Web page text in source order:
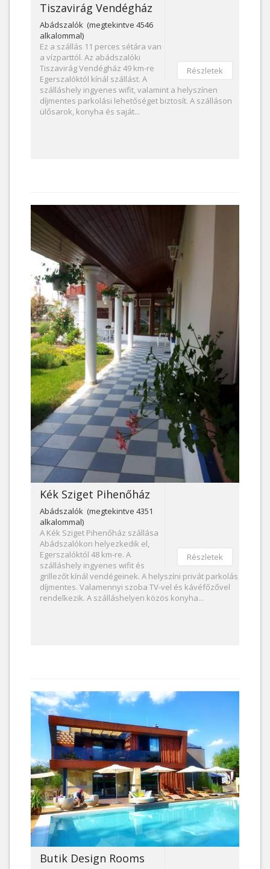
Részletek
Tiszavirág Vendégház
Abádszalók (megtekintve 4546
alkalommal)
Ez a szállás 11 perces sétára van
a vízparttól. Az abádszalóki
Tiszavirág Vendégház 49 km-re
Egerszalóktól kínál szállást. A
szálláshely ingyenes wifit, valamint a helyszínen
díjmentes parkolási lehetőséget biztosít. A szálláson
ülősarok, konyha és saját...
Részletek
Kék Sziget Pihenőház
Abádszalók (megtekintve 4351
alkalommal)
A Kék Sziget Pihenőház szállása
Abádszalókon helyezkedik el,
Egerszalóktól 48 km-re. A
szálláshely ingyenes wifit és
grillezőt kínál vendégeinek. A helyszíni privát parkolás
díjmentes. Valamennyi szoba TV-vel és kávéfőzővel
rendelkezik. A szálláshelyen közös konyha...
Butik Design Rooms